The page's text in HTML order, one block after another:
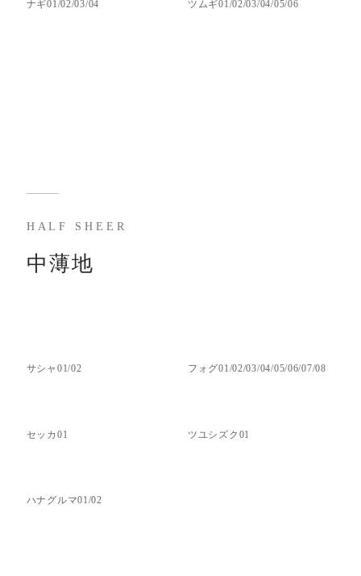
ナギ01/02/03/04 ツムギ01/02/03/04/05/06
HALF SHEER
中薄地
サシャ01/02 フォグ01/02/03/04/05/06/07/08
セッカ01 ツユシズク01
ハナグルマ01/02